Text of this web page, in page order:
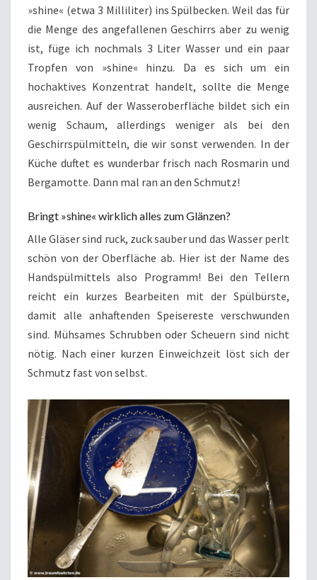
»shine« (etwa 3 Milliliter) ins Spülbecken. Weil das für
die Menge des angefallenen Geschirrs aber zu wenig
ist, füge ich nochmals 3 Liter Wasser und ein paar
Tropfen von »shine« hinzu. Da es sich um ein
hochaktives Konzentrat handelt, sollte die Menge
ausreichen. Auf der Wasseroberfläche bildet sich ein
wenig Schaum, allerdings weniger als bei den
Geschirrspülmitteln, die wir sonst verwenden. In der
Küche duftet es wunderbar frisch nach Rosmarin und
Bergamotte. Dann mal ran an den Schmutz!
Bringt »shine« wirklich alles zum Glänzen?
Alle Gläser sind ruck, zuck sauber und das Wasser perlt
schön von der Oberfläche ab. Hier ist der Name des
Handspülmittels also Programm! Bei den Tellern
reicht ein kurzes Bearbeiten mit der Spülbürste,
damit alle anhaftenden Speisereste verschwunden
sind. Mühsames Schrubben oder Scheuern sind nicht
nötig. Nach einer kurzen Einweichzeit löst sich der
Schmutz fast von selbst.